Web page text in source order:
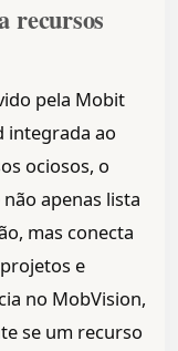
recursos
pela Mobit
integrada ao
ociosos, o
apenas lista
mas conecta
e
no MobVision,
se um recurso